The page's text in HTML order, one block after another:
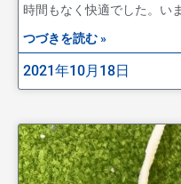
時間もなく快適でした。い
つづきを読む »
2021年10月18日